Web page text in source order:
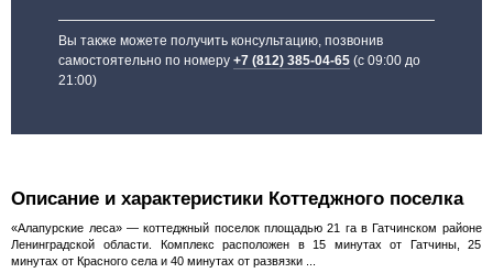
Вы также можете получить консультацию, позвонив
самостоятельно по номеру+7 (812) 385-04-65 (с 09:00 до
21:00)
Описание и характеристики Коттеджного поселка
«Алапурские леса» — коттеджный поселок площадью 21 га в Гатчинском районе
Ленинградской области. Комплекс расположен в 15 минутах от Гатчины, 25
минутах от Красного села и 40 минутах от развязки ...